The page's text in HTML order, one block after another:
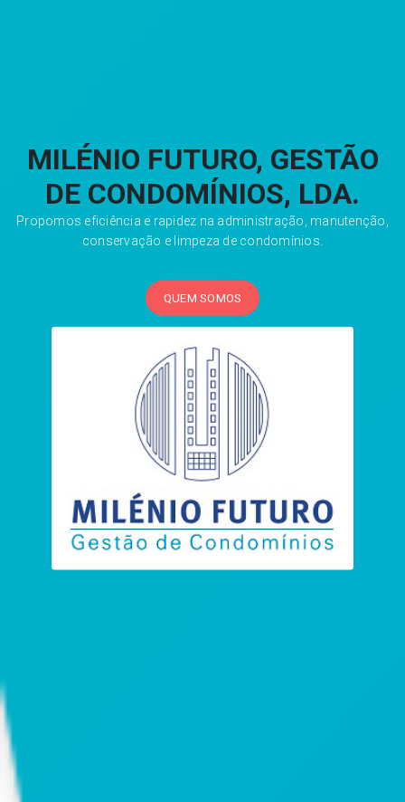
MILÉNIO FUTURO, GESTÃO
DE CONDOMÍNIOS, LDA.
Propomos eficiência e rapidez na administração, manutenção,
conservação e limpeza de condomínios.
QUEM SOMOS